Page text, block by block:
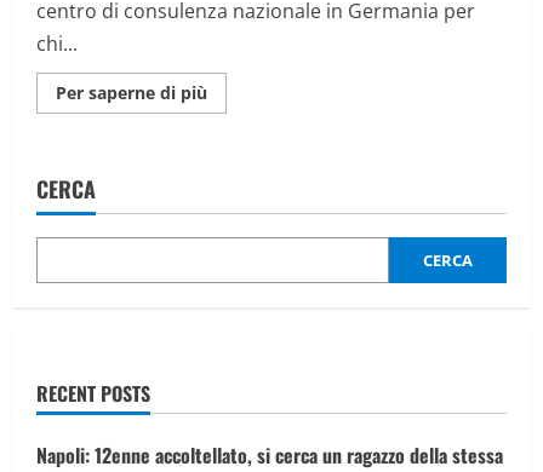
centro di consulenza nazionale in Germania per
chi...
Per saperne di più
informazioni
per
trasparenza
Internet
CERCA
CERCA
RECENT POSTS
Napoli: 12enne accoltellato, si cerca un ragazzo della stessa